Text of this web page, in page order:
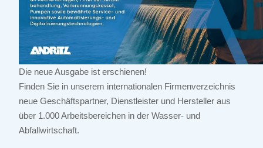
Die neue Ausgabe ist erschienen!
Finden Sie in unserem internationalen Firmenverzeichnis
neue Geschäftspartner, Dienstleister und Hersteller aus
über 1.000 Arbeitsbereichen in der Wasser- und
Abfallwirtschaft.